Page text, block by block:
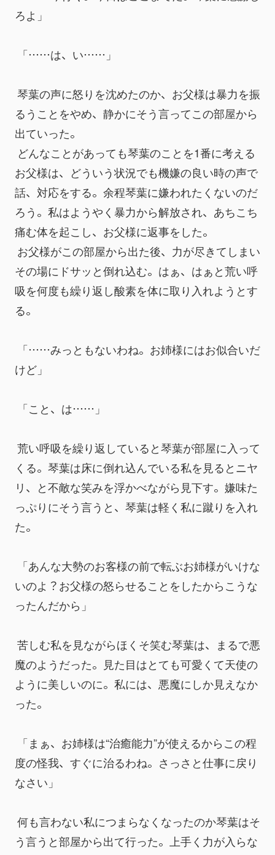
ろよ」
「……は、い……」
琴葉の声に怒りを沈めたのか、お父様は暴力を振
るうことをやめ、静かにそう言ってこの部屋から
出ていった。
どんなことがあっても琴葉のことを1番に考える
お父様は、どういう状況でも機嫌の良い時の声で
話、対応をする。余程琴葉に嫌われたくないのだ
ろう。私はようやく暴力から解放され、あちこち
痛む体を起こし、お父様に返事をした。
お父様がこの部屋から出た後、力が尽きてしまい
その場にドサッと倒れ込む。はぁ、はぁと荒い呼
吸を何度も繰り返し酸素を体に取り入れようとす
る。
「……みっともないわね。お姉様にはお似合いだ
けど」
「こと、は……」
荒い呼吸を繰り返していると琴葉が部屋に入って
くる。琴葉は床に倒れ込んでいる私を見るとニヤ
リ、と不敵な笑みを浮かべながら見下す。嫌味た
っぷりにそう言うと、琴葉は軽く私に蹴りを入れ
た。
「あんな大勢のお客様の前で転ぶお姉様がいけな
いのよ？お父様の怒らせることをしたからこうな
ったんだから」
苦しむ私を見ながらほくそ笑む琴葉は、まるで悪
魔のようだった。見た目はとても可愛くて天使の
ように美しいのに。私には、悪魔にしか見えなか
った。
「まぁ、お姉様は“治癒能力”が使えるからこの程
度の怪我、すぐに治るわね。さっさと仕事に戻り
なさい」
何も言わない私につまらなくなったのか琴葉はそ
う言うと部屋から出て行った。上手く力が入らな